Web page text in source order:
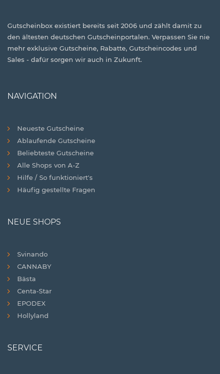
Gutscheinbox existiert bereits seit 2006 und zählt damit zu
den ältesten deutschen Gutscheinportalen. Verpassen Sie nie
mehr exklusive Gutscheine, Rabatte, Gutscheincodes und
Sales - dafür sorgen wir auch in Zukunft.
NAVIGATION
Neueste Gutscheine
Ablaufende Gutscheine
Beliebteste Gutscheine
Alle Shops von A-Z
Hilfe / So funktioniert's
Häufig gestellte Fragen
NEUE SHOPS
Svinando
CANNABY
Bästa
Centa-Star
EPODEX
Hollyland
SERVICE